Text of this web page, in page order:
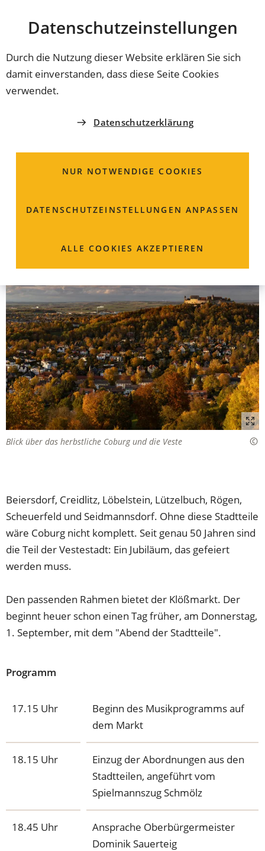
Datenschutz­einstellungen
Durch die Nutzung dieser Website erklären Sie sich
damit einverstanden, dass diese Seite Cookies
verwendet.
Datenschutzerklärung
NUR NOTWENDIGE COOKIES
DATENSCHUTZ­EINSTELLUNGEN ANPASSEN
ALLE COOKIES AKZEPTIEREN
INHALT ANSPRINGEN
Coburg
JUBILÄUM AM 1. SEPTEMBER
gemeinsame Stadt
Dieses Jahr startet der Klößmarkt schon einen Tag
Coburg in ihrer heutigen Form gibt es jetzt seit 50
Blick über das herbstliche Coburg und die Veste
Beiersdorf, Creidlitz, Löbelstein, Lützelbuch, Rögen,
Scheuerfeld und Seidmannsdorf. Ohne diese Stadtteile
wäre Coburg nicht komplett. Seit genau 50 Jahren sind
die Teil der Vestestadt: Ein Jubiläum, das gefeiert
werden muss.
Den passenden Rahmen bietet der Klößmarkt. Der
beginnt heuer schon einen Tag früher, am Donnerstag,
1. September, mit dem "Abend der Stadtteile".
Programm
17.15 Uhr
Beginn des Musikprogramms auf
dem Markt
18.15 Uhr
Einzug der Abordnungen aus den
Stadtteilen, angeführt vom
Spielmannszug Schmölz
18.45 Uhr
Ansprache Oberbürgermeister
Dominik Sauerteig